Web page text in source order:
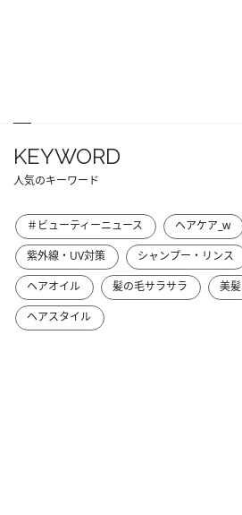
KEYWORD
人気のキーワード
＃ビューティーニュース ヘアケア_w
紫外線・UV対策
シャンプー・リンス
ヘアオイル
髪の毛サラサラ 美髪
ヘアスタイル